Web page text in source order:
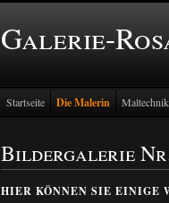
Galerie-
Startseite Die Malerin
Bildergalerie
HIER KÖNNEN SIE EINIGE